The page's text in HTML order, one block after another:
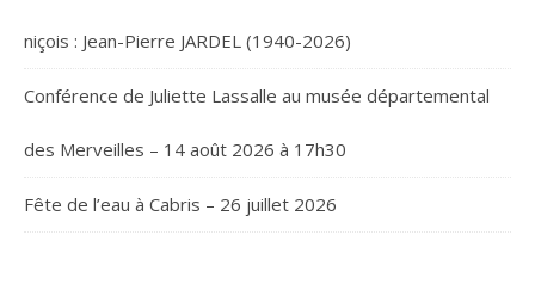
niçois : Jean-Pierre JARDEL (1940-2026)
Conférence de Juliette Lassalle au musée départemental
des Merveilles – 14 août 2026 à 17h30
Fête de l’eau à Cabris – 26 juillet 2026